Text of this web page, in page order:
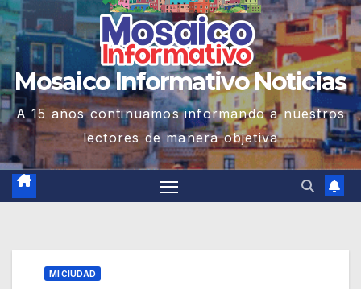
Mosaico Informativo Noticias
A 15 años continuamos informando a nuestros
lectores de manera objetiva
MI CIUDAD